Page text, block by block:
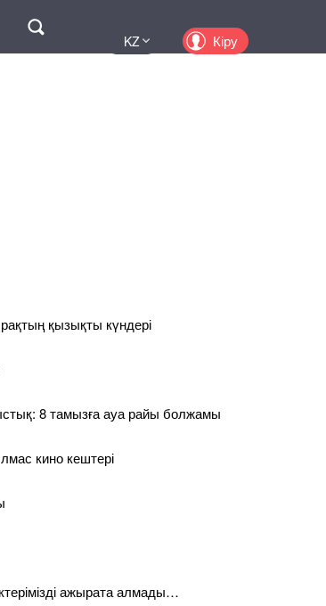
KZ Кіру
қызықты күндері
8 тамызға ауа райы болжамы
кино кештері
ажырата алмады…